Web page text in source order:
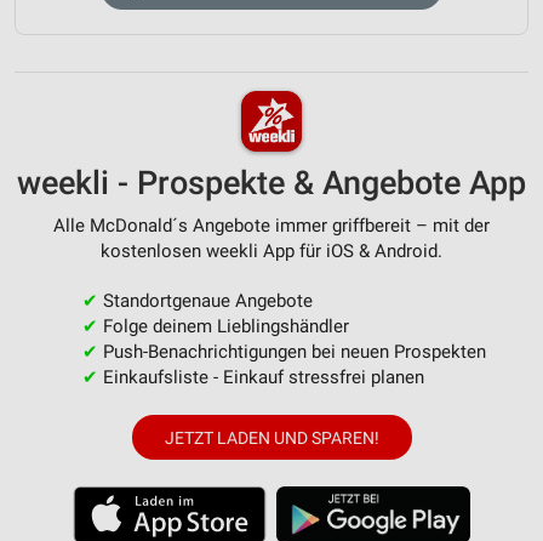
weekli - Prospekte & Angebote App
Alle McDonald´s Angebote immer griffbereit – mit der
kostenlosen weekli App für iOS & Android.
✔ Standortgenaue Angebote
✔ Folge deinem Lieblingshändler
✔ Push-Benachrichtigungen bei neuen Prospekten
✔ Einkaufsliste - Einkauf stressfrei planen
JETZT LADEN UND SPAREN!